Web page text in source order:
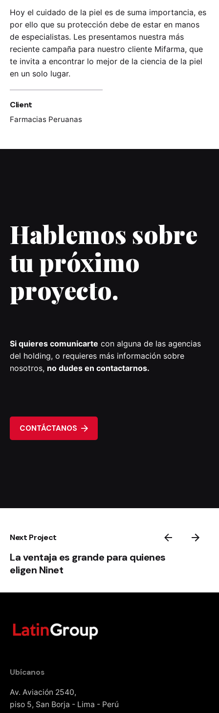
Hoy el cuidado de la piel es de suma importancia, es
por ello que su protección debe de estar en manos
de especialistas. Les presentamos nuestra más
reciente campaña para nuestro cliente Mifarma, que
te invita a encontrar lo mejor de la ciencia de la piel
en un solo lugar.
Client
Farmacias Peruanas
Hablemos sobre
tu próximo
proyecto.
Si quieres comunicarte con alguna de las agencias
del holding, o requieres más información sobre
nosotros, no dudes en contactarnos.
CONTÁCTANOS
Next Project
La ventaja es grande para quienes
eligen Ninet ​
Ubícanos
Av. Aviación 2540,
piso 5, San Borja - Lima - Perú